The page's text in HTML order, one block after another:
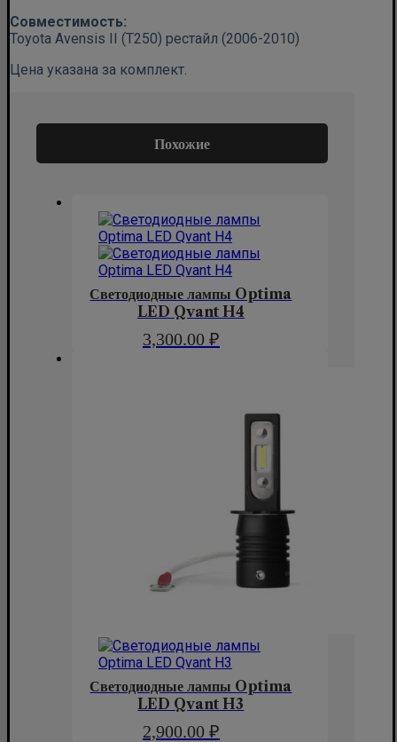
Совместимость:
Toyota Avensis II (T250) рестайл (2006-2010)
Цена указана за комплект.
Похожие
Светодиодные лампы Optima
LED Qvant H4
3,300.00 ₽
Светодиодные лампы Optima
LED Qvant H3
2,900.00 ₽